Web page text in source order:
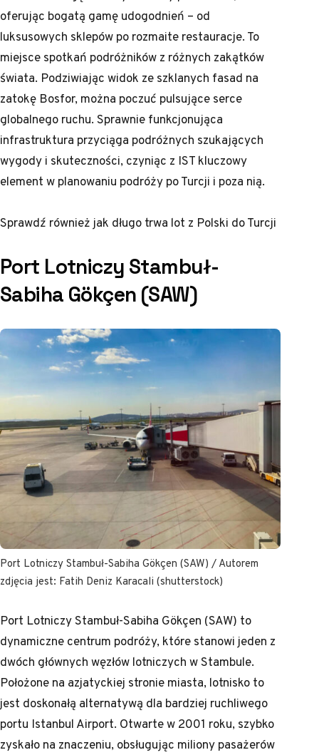
oferując bogatą gamę udogodnień – od
luksusowych sklepów po rozmaite restauracje. To
miejsce spotkań podróżników z różnych zakątków
świata. Podziwiając widok ze szklanych fasad na
zatokę Bosfor, można poczuć pulsujące serce
globalnego ruchu. Sprawnie funkcjonująca
infrastruktura przyciąga podróżnych szukających
wygody i skuteczności, czyniąc z IST kluczowy
element w planowaniu podróży po Turcji i poza nią.
Sprawdź również jak długo trwa lot z Polski do Turcji
Port Lotniczy Stambuł-
Sabiha Gökçen (SAW)
Port Lotniczy Stambuł-Sabiha Gökçen (SAW) / Autorem
zdjęcia jest: Fatih Deniz Karacali (shutterstock)
Port Lotniczy Stambuł-Sabiha Gökçen (SAW) to
dynamiczne centrum podróży, które stanowi jeden z
dwóch głównych węzłów lotniczych w Stambule.
Położone na azjatyckiej stronie miasta, lotnisko to
jest doskonałą alternatywą dla bardziej ruchliwego
portu Istanbul Airport. Otwarte w 2001 roku, szybko
zyskało na znaczeniu, obsługując miliony pasażerów